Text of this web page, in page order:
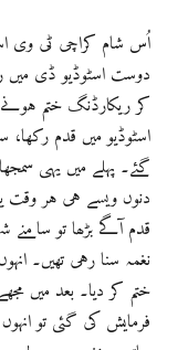
اُس شام کراچی ٹی وی
دوست اسٹوڈیو ڈی میں
کر ریکارڈنگ ختم
اسٹوڈیو میں قدم رکھا،
گئے۔ پہلے میں یہی
دنوں ویسے ہی ہر وقت
قدم آگے بڑھا تو سامنے
نغمہ سنا رہی تھیں۔
ختم کر دیا۔ بعد میں
فرمایش کی گئی تو